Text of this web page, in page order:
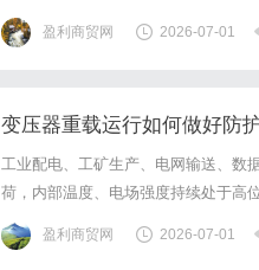
盈利商贸网 2026-07-01
变压器重载运行如何做好防
工业配电、工矿生产、电网输送、数
荷，内部温度、电场强度持续处于高
化、设备故障、停机检修的核心诱
选用适配重载工况的专用绝缘材料，
盈利商贸网 2026-07-01